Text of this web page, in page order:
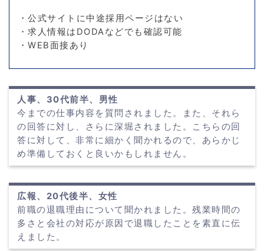
・公式サイトに中途採用ページはない
・求人情報はDODAなどでも確認可能
・WEB面接あり
人事、30代前半、男性
今までの仕事内容を質問されました。また、それら
の回答に対し、さらに深堀されました。こちらの回
答に対して、非常に細かく聞かれるので、あらかじ
め準備しておくと良いかもしれません。
広報、20代後半、女性
前職の退職理由について聞かれました。残業時間の
多さと会社の対応が原因で退職したことを素直に伝
えました。